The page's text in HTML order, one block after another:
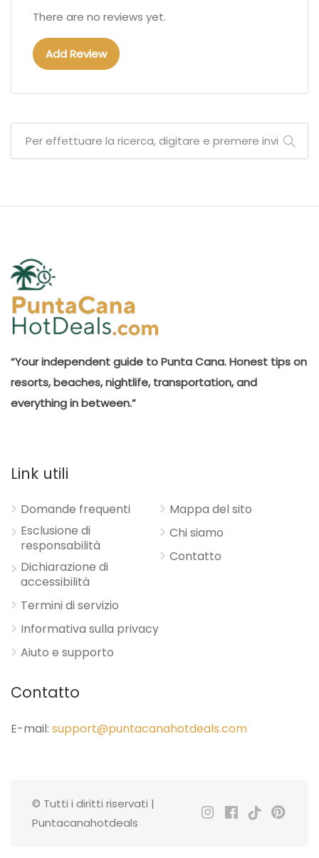
There are no reviews yet.
Add Review
“Your independent guide to Punta Cana. Honest tips on
resorts, beaches, nightlife, transportation, and
everything in between.”
Link utili
Domande frequenti
Esclusione di
responsabilità
Dichiarazione di
accessibilità
Termini di servizio
Informativa sulla privacy
Aiuto e supporto
Mappa del sito
Chi siamo
Contatto
Contatto
E-mail: support@puntacanahotdeals.com
© Tutti i diritti riservati |
Puntacanahotdeals